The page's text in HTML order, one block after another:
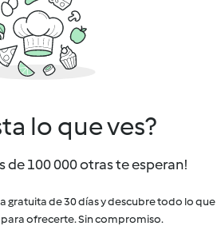
lo que ves?
de 100 000 otras te esperan!
gratuita de 30 días y descubre todo lo que
ofrecerte. Sin compromiso.